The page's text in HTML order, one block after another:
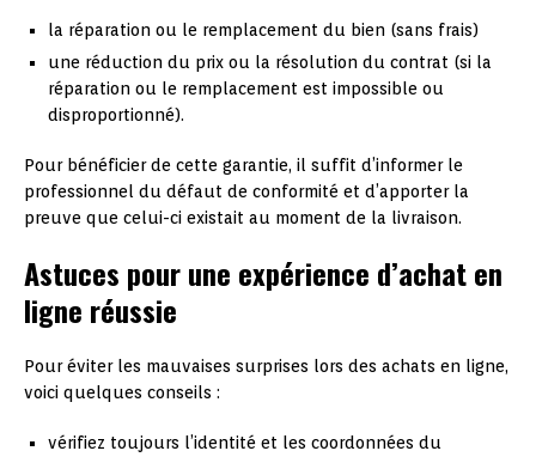
la réparation ou le remplacement du bien (sans frais)
une réduction du prix ou la résolution du contrat (si la
réparation ou le remplacement est impossible ou
disproportionné).
Pour bénéficier de cette garantie, il suffit d’informer le
professionnel du défaut de conformité et d’apporter la
preuve que celui-ci existait au moment de la livraison.
Astuces pour une expérience d’achat en
ligne réussie
Pour éviter les mauvaises surprises lors des achats en ligne,
voici quelques conseils :
vérifiez toujours l’identité et les coordonnées du